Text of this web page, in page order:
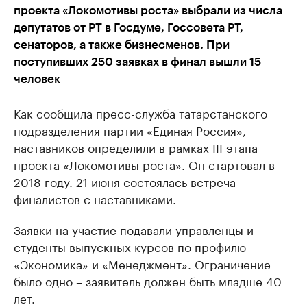
проекта «Локомотивы роста» выбрали из числа
депутатов от РТ в Госдуме, Госсовета РТ,
сенаторов, а также бизнесменов. При
поступивших 250 заявках в финал вышли 15
человек
Как сообщила пресс-служба татарстанского
подразделения партии «Единая Россия»,
наставников определили в рамках III этапа
проекта «Локомотивы роста». Он стартовал в
2018 году. 21 июня состоялась встреча
финалистов с наставниками.
Заявки на участие подавали управленцы и
студенты выпускных курсов по профилю
«Экономика» и «Менеджмент». Ограничение
было одно – заявитель должен быть младше 40
лет.